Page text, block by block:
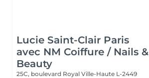
Lucie Saint-Clair Paris
avec NM Coiffure / Nails &
Beauty
25C, boulevard Royal Ville-Haute L-2449